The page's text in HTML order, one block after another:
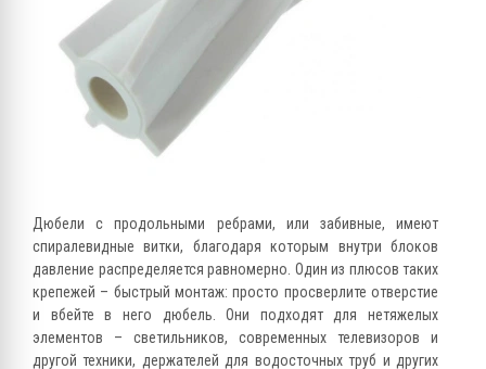
Дюбели с продольными ребрами, или забивные, имеют
спиралевидные витки, благодаря которым внутри блоков
давление распределяется равномерно. Один из плюсов таких
крепежей – быстрый монтаж: просто просверлите отверстие
и вбейте в него дюбель. Они подходят для нетяжелых
элементов – светильников, современных телевизоров и
другой техники, держателей для водосточных труб и других